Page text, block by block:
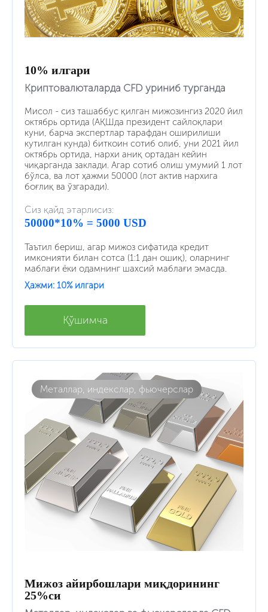
10% илгари
Криптовалюталарда CFD уриниб турганда
Мисол - сиз ташаббус қилган мижозингиз 2020 йил
октябрь ортида (АҚШда президент сайлоқлари
куни, барча экспертлар тарафдан оширилиши
кутилган кунда) биткоин сотиб олиб, уни 2021 йил
октябрь ортида, нархи аниқ ортадан кейин
чиқарганда заклади. Агар сотиб олиш умумий 1 лот
бўлса, ва лот ҳажми 50000 (лот актив нархига
боғлиқ ва ўзгаради).
Сиз қайд этарлисиз:
50000*10% = 5000 USD
Таътил бериш, агар мижоз сифатида кредит
имконияти билан сотса (1:1 дан ошиқ), оларнинг
маблағи ёки одамнинг шахсий маблағи эмасда.
Ҳажми: 10% илгари
Қўшимча
Металлар, индекслар, фьючерслар
Мижоз айирбошлари миқдорининг
25%си